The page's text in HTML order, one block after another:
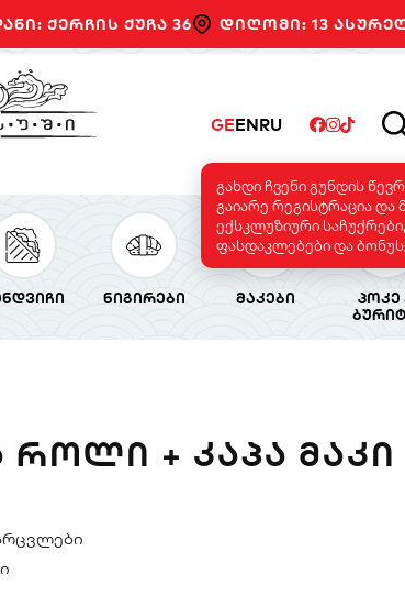
ქერჩის ქუჩა 36 დიღომი: 13
GEENRU
გახდი ჩვენი გუნდის
გაიარე რეგისტრაცია და
ექსკლუზიური საჩუქრები,
ფასდაკლებები და
ნიგირები მაკები
პოკე
ᲠᲝᲚᲘ + ᲙᲐᲞᲐ ᲛᲐᲙᲘ